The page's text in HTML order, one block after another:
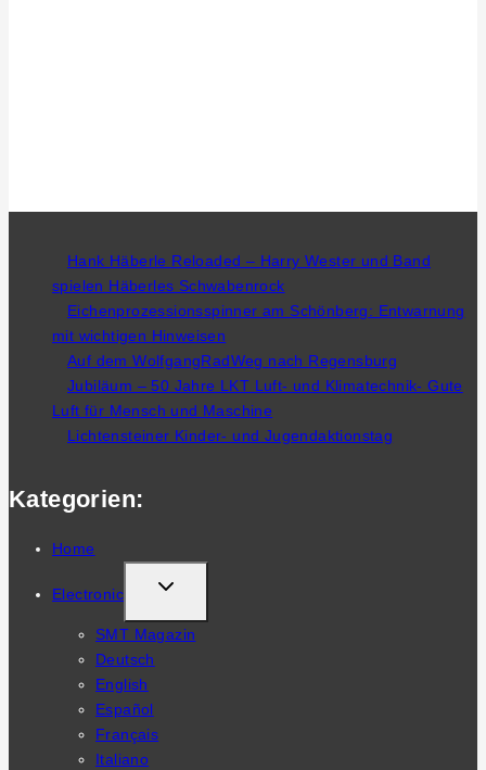
Hank Häberle Reloaded – Harry Wester und Band
spielen Häberles Schwabenrock
Eichenprozessionsspinner am Schönberg: Entwarnung
mit wichtigen Hinweisen
Auf dem WolfgangRadWeg nach Regensburg
Jubiläum – 50 Jahre LKT Luft- und Klimatechnik- Gute
Luft für Mensch und Maschine
Lichtensteiner Kinder- und Jugendaktionstag
Kategorien:
Home
Electronic
TOGGLE
CHILD
MENU
SMT Magazin
Deutsch
English
Español
Français
Italiano